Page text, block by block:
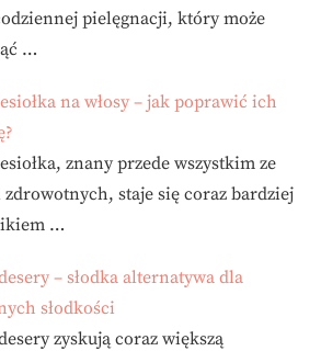
pielęgnacji, który może
…
na włosy – jak poprawić ich
znany przede wszystkim ze
staje się coraz bardziej
…
– słodka alternatywa dla
słodkości
zyskują coraz większą